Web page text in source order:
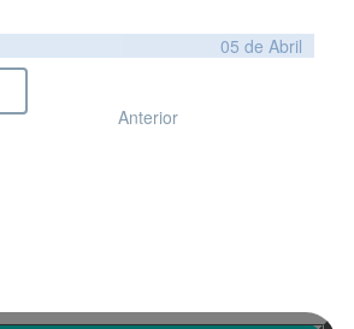
05 deAbril
Anterior